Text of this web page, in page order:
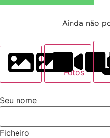
Ainda não
Fotos
Seu nome
Ficheiro